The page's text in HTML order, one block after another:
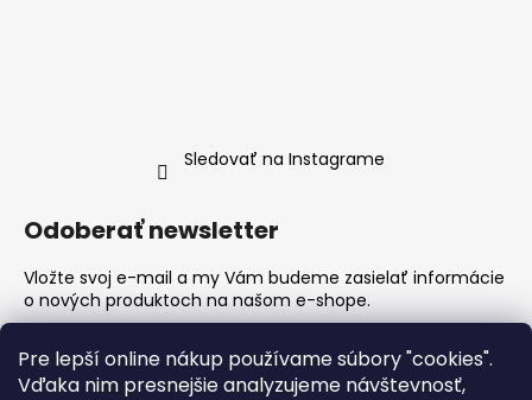
Pre lepší online nákup používame súbory "cookies".
Vďaka nim presnejšie analyzujeme návštevnosť,
Sledovať na Instagrame
Odoberať newsletter
Vložte svoj e-mail a my Vám budeme zasielať informácie
o nových produktoch na našom e-shope.
Vložením e-mailu súhlasíte spodmienkami ochrany